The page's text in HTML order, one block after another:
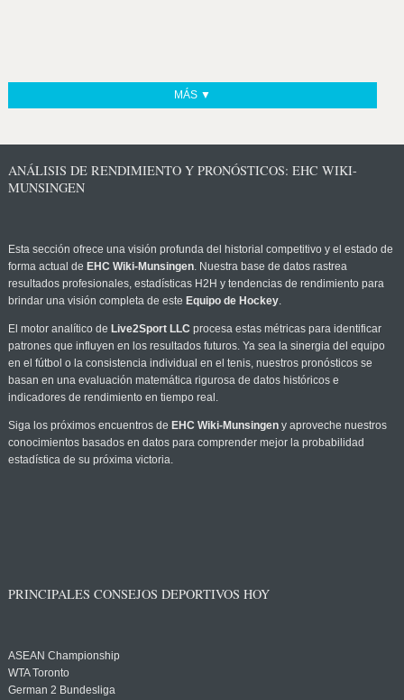
MÁS ▼
ANÁLISIS DE RENDIMIENTO Y PRONÓSTICOS: EHC WIKI-
MUNSINGEN
Esta sección ofrece una visión profunda del historial competitivo y el estado de
forma actual de EHC Wiki-Munsingen. Nuestra base de datos rastrea
resultados profesionales, estadísticas H2H y tendencias de rendimiento para
brindar una visión completa de este Equipo de Hockey.
El motor analítico de Live2Sport LLC procesa estas métricas para identificar
patrones que influyen en los resultados futuros. Ya sea la sinergia del equipo
en el fútbol o la consistencia individual en el tenis, nuestros pronósticos se
basan en una evaluación matemática rigurosa de datos históricos e
indicadores de rendimiento en tiempo real.
Siga los próximos encuentros de EHC Wiki-Munsingeny aproveche nuestros
conocimientos basados en datos para comprender mejor la probabilidad
estadística de su próxima victoria.
PRINCIPALES CONSEJOS DEPORTIVOS HOY
ASEAN Championship
WTA Toronto
German 2 Bundesliga